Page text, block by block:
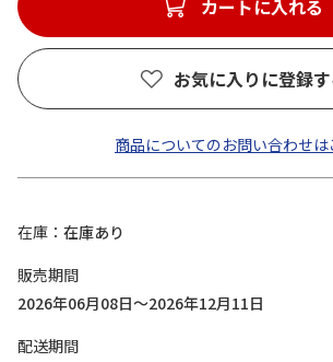
カートに入れる
お気に入りに登録
商品についてのお問い合わせは
在庫
在庫あり
販売期間
2026年06月08日～2026年12月11日
配送期間